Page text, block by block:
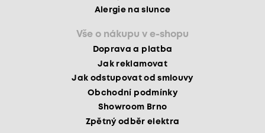
Alergie na slunce
Vše o nákupu v e-shopu
Doprava a platba
Jak reklamovat
Jak odstupovat od smlouvy
Obchodní podmínky
Showroom Brno
Zpětný odběr elektra